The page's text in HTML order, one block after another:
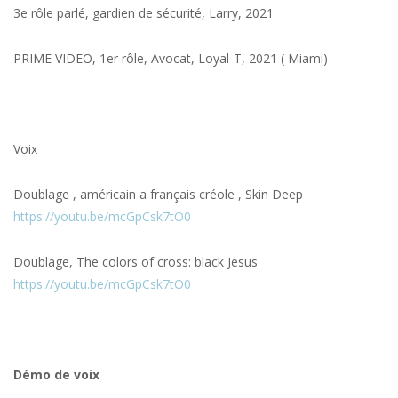
3e rôle parlé, gardien de sécurité, Larry, 2021
PRIME VIDEO, 1er rôle, Avocat, Loyal-T, 2021 ( Miami)
Voix
Doublage , américain a français créole , Skin Deep
https://youtu.be/mcGpCsk7tO0
Doublage, The colors of cross: black Jesus
https://youtu.be/mcGpCsk7tO0
Démo de voix